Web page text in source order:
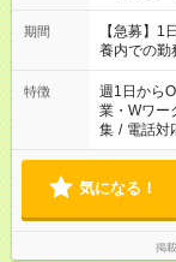
22：00 ・
期間
【急募】
養内での勤
特徴 週1日から
業・Wワー
集 / 電話対
気になる！
掲